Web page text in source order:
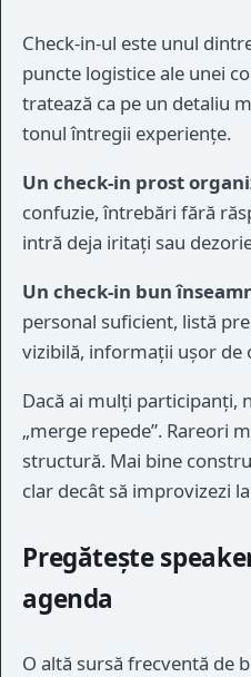
Check-in-ul este unul
puncte logistice ale unei
tratează ca pe un detaliu
tonul întregii experiențe.
Un check-in prost
confuzie, întrebări fără
intră deja iritați sau
Un check-in bun
personal suficient, listă
vizibilă, informații ușor de
Dacă ai mulți participanți,
„merge repede”. Rareori
structură. Mai bine
clar decât să improvizezi
Pregătește
agenda
O altă sursă frecventă de